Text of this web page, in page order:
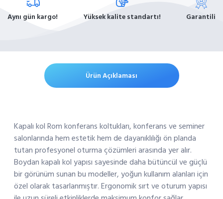
Aynı gün kargo! Yüksek kalite standartı! Garantili
Ürün Açıklaması
Kapalı kol Rom konferans koltukları, konferans ve seminer
salonlarında hem estetik hem de dayanıklılığı ön planda
tutan profesyonel oturma çözümleri arasında yer alır.
Boydan kapalı kol yapısı sayesinde daha bütüncül ve güçlü
bir görünüm sunan bu modeller, yoğun kullanım alanları için
özel olarak tasarlanmıştır. Ergonomik sırt ve oturum yapısı